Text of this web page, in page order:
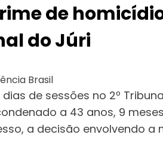
de
do Júri
Brasil
de sessões no 2º
a 43 anos, 9
a decisão envolvendo a